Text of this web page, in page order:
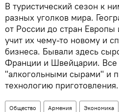
В туристический сезон к
разных уголков мира.
от России до стран
учит их чему-то новому и
бизнеса. Бывали здесь
Франции и Швейцарии. Все
"алкогольными сырами" и
технологию приготовления.
Общество Армения Экономика